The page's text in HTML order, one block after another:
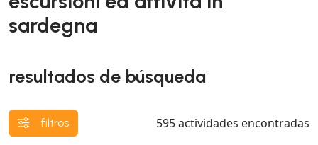
sardegna
resultados de búsqueda
filtros 595actividades encontradas